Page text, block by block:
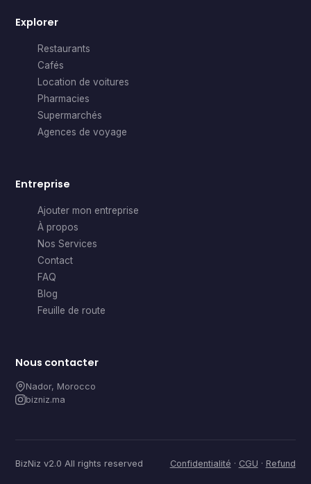
Explorer
Restaurants
Cafés
Location de voitures
Pharmacies
Supermarchés
Agences de voyage
Entreprise
Ajouter mon entreprise
À propos
Nos Services
Contact
FAQ
Blog
Feuille de route
Nous contacter
Nador, Morocco
bizniz.ma
BizNiz v2.0 All rights reserved Confidentialité · CGU · Refund